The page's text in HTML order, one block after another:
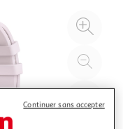
à
100
le
Continuer sans accepter